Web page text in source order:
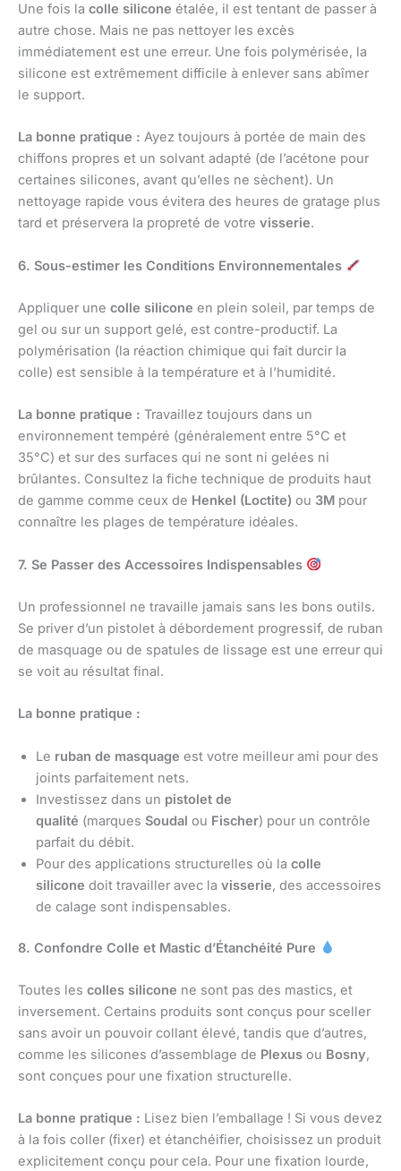
Une fois la colle silicone étalée, il est tentant de passer à
autre chose. Mais ne pas nettoyer les excès
immédiatement est une erreur. Une fois polymérisée, la
silicone est extrêmement difficile à enlever sans abîmer
le support.
La bonne pratique : Ayez toujours à portée de main des
chiffons propres et un solvant adapté (de l’acétone pour
certaines silicones, avant qu’elles ne sèchent). Un
nettoyage rapide vous évitera des heures de gratage plus
tard et préservera la propreté de votre visserie.
6. Sous-estimer les Conditions Environnementales
Appliquer une colle silicone en plein soleil, par temps de
gel ou sur un support gelé, est contre-productif. La
polymérisation (la réaction chimique qui fait durcir la
colle) est sensible à la température et à l’humidité.
La bonne pratique : Travaillez toujours dans un
environnement tempéré (généralement entre 5°C et
35°C) et sur des surfaces qui ne sont ni gelées ni
brûlantes. Consultez la fiche technique de produits haut
de gamme comme ceux de Henkel (Loctite) ou 3M pour
connaître les plages de température idéales.
7. Se Passer des Accessoires Indispensables
Un professionnel ne travaille jamais sans les bons outils.
Se priver d’un pistolet à débordement progressif, de ruban
de masquage ou de spatules de lissage est une erreur qui
se voit au résultat final.
La bonne pratique :
Le ruban de masquage est votre meilleur ami pour des
joints parfaitement nets.
Investissez dans un pistolet de
qualité (marques Soudal ou Fischer) pour un contrôle
parfait du débit.
Pour des applications structurelles où la colle
silicone doit travailler avec la visserie, des accessoires
de calage sont indispensables.
8. Confondre Colle et Mastic d’Étanchéité Pure
Toutes les colles silicone ne sont pas des mastics, et
inversement. Certains produits sont conçus pour sceller
sans avoir un pouvoir collant élevé, tandis que d’autres,
comme les silicones d’assemblage de Plexus ou Bosny,
sont conçues pour une fixation structurelle.
La bonne pratique : Lisez bien l’emballage ! Si vous devez
à la fois coller (fixer) et étanchéifier, choisissez un produit
explicitement conçu pour cela. Pour une fixation lourde,